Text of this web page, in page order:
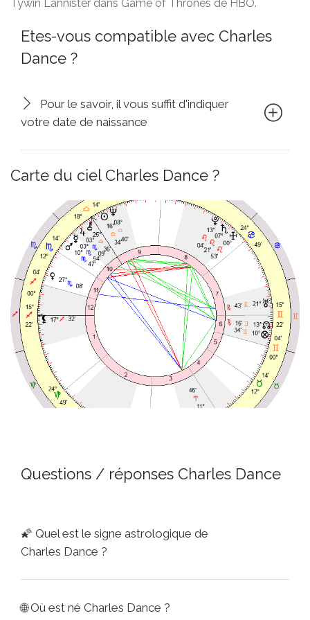
Tywin Lannister dans Game of Thrones de HBO.
Etes-vous compatible avec Charles
Dance ?
Pour le savoir, il vous suffit d'indiquer
votre date de naissance
Carte du ciel Charles Dance ?
Questions / réponses Charles Dance
🌠 Quel est le signe astrologique de
Charles Dance ?
🌐Où est né Charles Dance ?